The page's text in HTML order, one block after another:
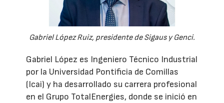
Gabriel López Ruiz, presidente de Sigaus y Genci.
Gabriel López es Ingeniero Técnico Industrial
por la Universidad Pontificia de Comillas
(Icai) y ha desarrollado su carrera profesional
en el Grupo TotalEnergies, donde se inició en